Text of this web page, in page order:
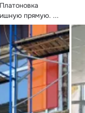
прямую. ...